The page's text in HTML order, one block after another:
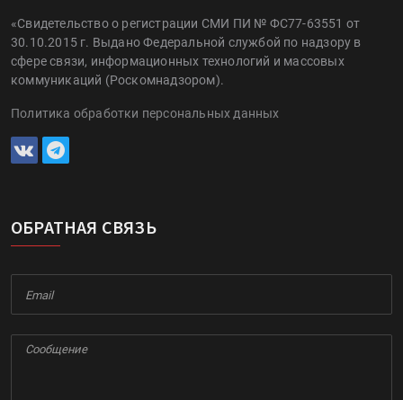
«Свидетельство о регистрации СМИ ПИ № ФС77-63551 от
30.10.2015 г. Выдано Федеральной службой по надзору в
сфере связи, информационных технологий и массовых
коммуникаций (Роскомнадзором).
Политика обработки персональных данных
ОБРАТНАЯ СВЯЗЬ